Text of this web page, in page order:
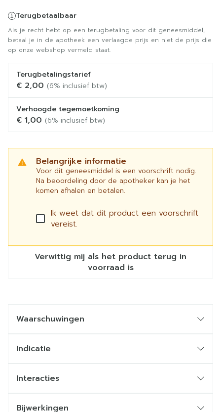
Terugbetaalbaar
Als je recht hebt op een terugbetaling voor dit geneesmiddel,
betaal je in de apotheek een verlaagde prijs en niet de prijs die
op onze webshop vermeld staat.
Terugbetalingstarief
€ 2,00 (6% inclusief btw)
Verhoogde tegemoetkoming
€ 1,00 (6% inclusief btw)
Belangrijke informatie
Voor dit geneesmiddel is een voorschrift nodig.
Na beoordeling door de apotheker kan je het
komen afhalen en betalen.
Ik weet dat dit product een voorschrift
vereist.
Verwittig mij als het product terug in
voorraad is
Waarschuwingen
Indicatie
allogene niertransplantaat- of levertransplantaat
Behandeling van afstoting van allogene
Interacties
Bijwerkingen